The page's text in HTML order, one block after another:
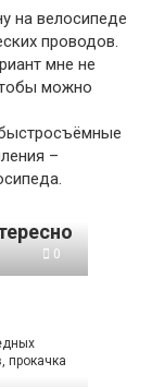
на велосипеде
проводов.
мне не
можно
–
0
прокачка